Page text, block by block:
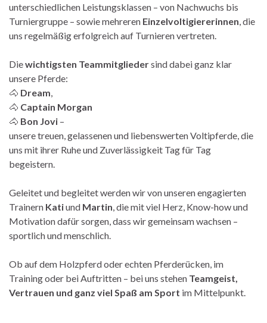
unterschiedlichen Leistungsklassen – von Nachwuchs bis
Turniergruppe – sowie mehreren Einzelvoltigiererinnen , die
uns regelmäßig erfolgreich auf Turnieren vertreten.
Diewichtigsten Teammitgliedersind dabei ganz klar
unsere Pferde:
🐴 Dream
🐴 Captain Morgan
🐴 Bon Jovi –
unsere treuen, gelassenen und liebenswerten Voltipferde, die
uns mit ihrer Ruhe und Zuverlässigkeit Tag für Tag
begeistern.
Geleitet und begleitet werden wir von unseren engagierten
Trainern Katiund Martin , die mit viel Herz, Know-how und
Motivation dafür sorgen, dass wir gemeinsam wachsen –
sportlich und menschlich.
Ob auf dem Holzpferd oder echten Pferderücken, im
Training oder bei Auftritten – bei uns stehen Teamgeist,
Vertrauen und ganz viel Spaß am Sport im Mittelpunkt.